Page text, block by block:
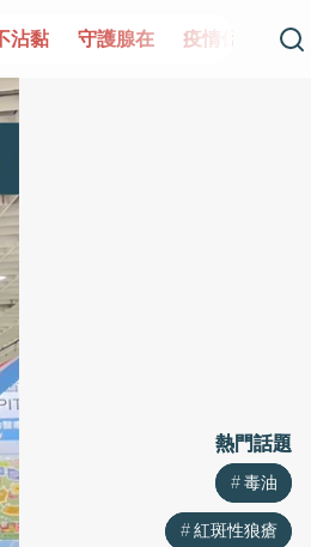
疫情保衛戰 再生醫學 愛的
熱門話題
毒油
紅斑性狼瘡
熱門話題
毒油
紅斑性狼瘡